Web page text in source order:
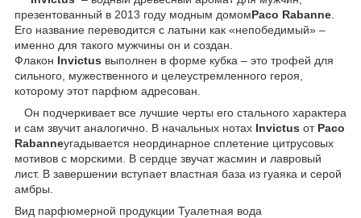
презентованный в 2013 году модным домомPaco Rabanne
Его название переводится с латыни как «непобедимый» –
именно для такого мужчины он и создан.
Флакон Invictus выполнен в форме кубка – это трофей для
сильного, мужественного и целеустремленного героя,
которому этот парфюм адресован.
Он подчеркивает все лучшие черты его стального характера
и сам звучит аналогично. В начальных нотах Invictus от Paco
Rabanneугадывается неординарное сплетение цитрусовых
мотивов с морскими. В сердце звучат жасмин и лавровый
лист. В завершении вступает властная база из гуаяка и серой
амбры.
Вид парфюмерной продукции Туалетная вода